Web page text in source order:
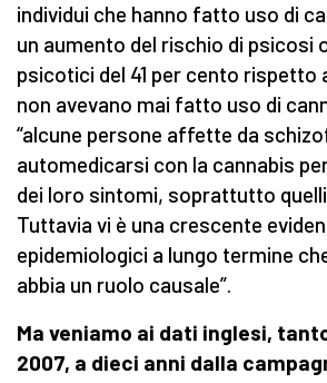
individui che hanno fatto uso di
un aumento del rischio di psicosi
psicotici del 41 per cento rispetto
non avevano mai fatto uso di
“alcune persone affette da
automedicarsi con la cannabis
dei loro sintomi, soprattutto
Tuttavia vi è una crescente
epidemiologici a lungo termine
abbia un ruolo causale”.
Ma veniamo ai dati inglesi,
2007, a dieci anni dalla